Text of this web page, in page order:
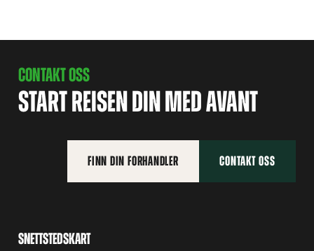
CONTAKT OSS
START REISEN DIN MED AVANT
FINN DIN FORHANDLER CONTAKT OSS
SNETTSTEDSKART